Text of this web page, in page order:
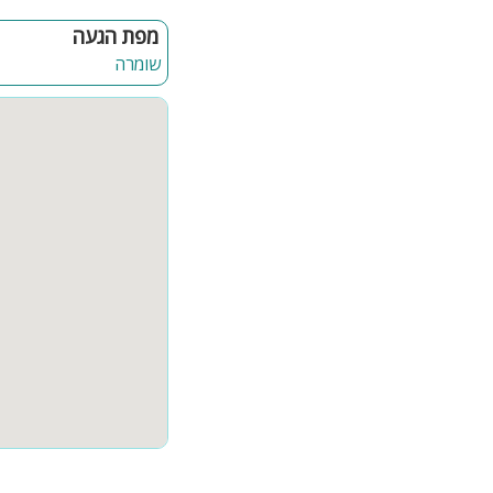
פנים הוילה:
סלון מרווח עם מסך
מטבח מאובזר בשלמות
פינת אוכל מהודרת המיועדת ל-
קומת פנאי עם שולחן
בריכה גדולה, מחוממת
מפת הגעה
שומרה